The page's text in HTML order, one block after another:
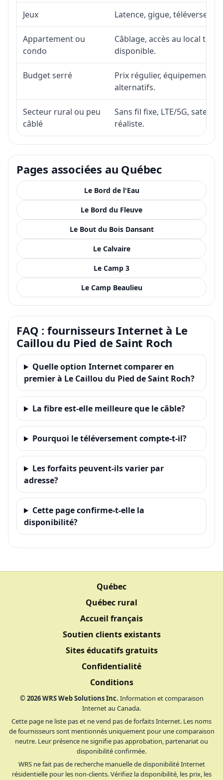
Jeux Latence, gigue,
Appartement ou
condo
Câblage, accès au local
disponible.
Budget serré
Prix régulier, équipement,
alternatifs.
Secteur rural ou peu
câblé
Sans fil fixe, LTE/5G,
réaliste.
Pages associées au Québec
Le Bord de l'Eau
Le Bord du Fleuve
Le Bout du Bois Dansant
Le Calvaire
Le Camp 3
Le Camp Beaulieu
FAQ : fournisseurs Internet à Le
Caillou du Pied de Saint Roch
Quelle option Internet comparer en
premier à Le Caillou du Pied de Saint Roch?
La fibre est-elle meilleure que le câble?
Pourquoi le téléversement compte-t-il?
Les forfaits peuvent-ils varier par
adresse?
Cette page confirme-t-elle la
disponibilité?
Québec
Québec rural
Accueil français
Soutien clients existants
Sites éducatifs gratuits
Confidentialité
Conditions
©2026WRS Web Solutions Inc. Information et comparaison
Internet au Canada.
Cette page ne liste pas et ne vend pas de forfaits Internet. Les noms
de fournisseurs sont mentionnés uniquement pour une comparaison
neutre. Leur présence ne signifie pas approbation, partenariat ou
disponibilité confirmée.
WRS ne fait pas de recherche manuelle de disponibilité Internet
résidentielle pour les non-clients. Vérifiez la disponibilité, les prix, les